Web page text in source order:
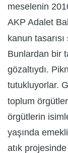
meselenin
AKP Adalet
kanun
Bunlardan bir
gözaltıydı.
tutukluyorlar.
toplum
örgütlerin
yaşında
atık